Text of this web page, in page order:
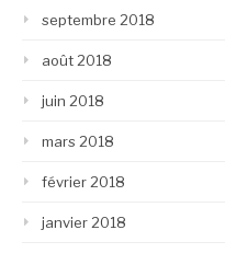
septembre 2018
août 2018
juin 2018
mars 2018
février 2018
janvier 2018